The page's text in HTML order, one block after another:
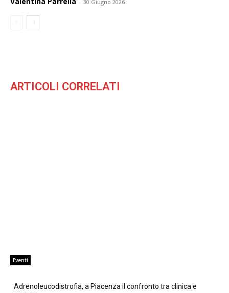
- 30 Giugno 2026
ARTICOLI CORRELATI
Eventi
Adrenoleucodistrofia, a Piacenza il confronto tra clinica e